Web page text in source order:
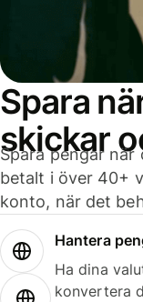
Spara
skickar
Spara pengar
betalt i över 40+
konto, när det
Hantera
Ha dina
konvertera